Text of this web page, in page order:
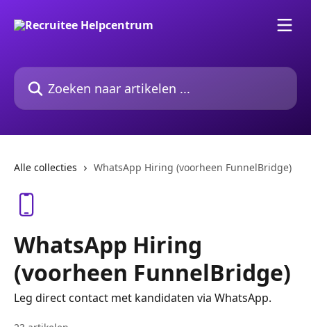
Zoeken naar artikelen ...
Alle collecties WhatsApp Hiring (voorheen FunnelBridge)
WhatsApp Hiring
(voorheen FunnelBridge)
Leg direct contact met kandidaten via WhatsApp.